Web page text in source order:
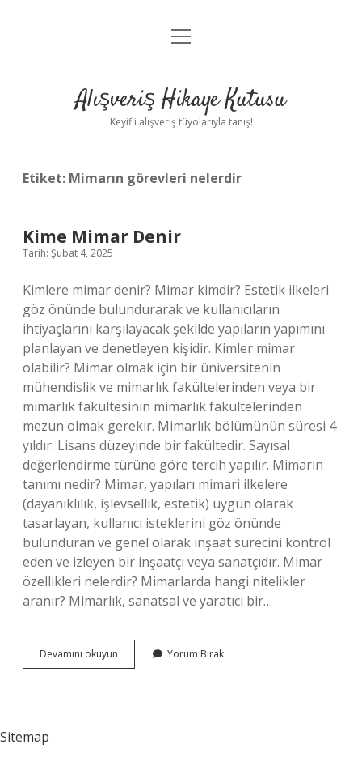
Anasayfa
Yasal Uyarı
menüyü
Alışveriş Hikaye Kutusu
Keyifli alışveriş tüyolarıyla tanış!
Etiket: Mimarın görevleri nelerdir
Kime Mimar Denir
Tarih: Şubat 4, 2025
Kimlere mimar denir? Mimar kimdir? Estetik ilkeleri
göz önünde bulundurarak ve kullanıcıların
ihtiyaçlarını karşılayacak şekilde yapıların yapımını
planlayan ve denetleyen kişidir. Kimler mimar
olabilir? Mimar olmak için bir üniversitenin
mühendislik ve mimarlık fakültelerinden veya bir
mimarlık fakültesinin mimarlık fakültelerinden
mezun olmak gerekir. Mimarlık bölümünün süresi 4
yıldır. Lisans düzeyinde bir fakültedir. Sayısal
değerlendirme türüne göre tercih yapılır. Mimarın
tanımı nedir? Mimar, yapıları mimari ilkelere
(dayanıklılık, işlevsellik, estetik) uygun olarak
tasarlayan, kullanıcı isteklerini göz önünde
bulunduran ve genel olarak inşaat sürecini kontrol
eden ve izleyen bir inşaatçı veya sanatçıdır. Mimar
özellikleri nelerdir? Mimarlarda hangi nitelikler
aranır? Mimarlık, sanatsal ve yaratıcı bir…
Devamını okuyun
Mimar
Yorum Bırak
Sitemap